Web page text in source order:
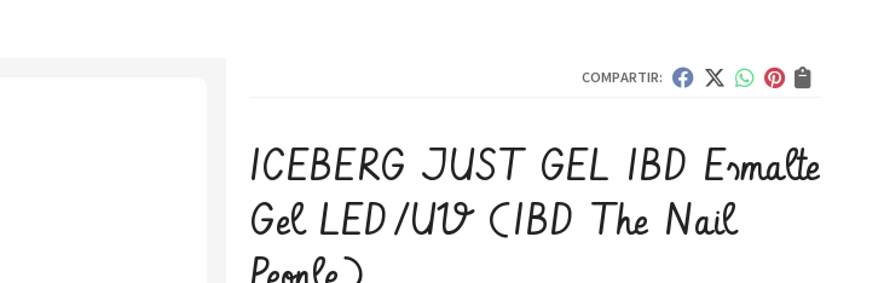
COMPARTIR:
ICEBERG JUST GEL IBD Esmalte
Gel LED/UV (IBD The Nail